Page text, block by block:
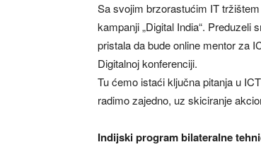
Sa svojim brzorastućim IT
kampanji „Digital India“.
pristala da bude online mentor za
Digitalnoj konferenciji.
Tu ćemo istaći ključna pitanja u
radimo zajedno, uz skiciranje
Indijski program bilateralne